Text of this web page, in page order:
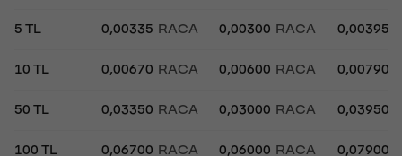
5 TL 0,00335 RACA 0,00300 RACA 0,00395
10 TL 0,00670 RACA 0,00600 RACA 0,00790
50 TL 0,03350 RACA 0,03000 RACA 0,03950
100 TL 0,06700 RACA 0,06000 RACA 0,07900